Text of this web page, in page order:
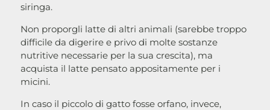
siringa.
Non proporgli latte di altri animali (sarebbe troppo
difficile da digerire e privo di molte sostanze
nutritive necessarie per la sua crescita), ma
acquista il latte pensato appositamente per i
micini.
In caso il piccolo di gatto fosse orfano, invece,